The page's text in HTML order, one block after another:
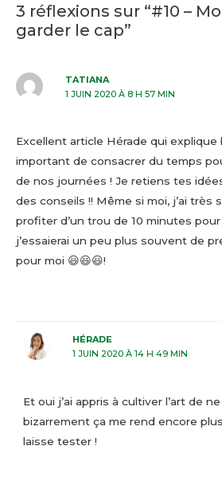
3 réflexions sur “#10 –
garder le cap”
TATIANA
1 JUIN 2020 À 8 H 57 MIN
Excellent article Hérade qui
important de consacrer du temps
de nos journées ! Je retiens tes
des conseils !! Même si moi, j’ai très
profiter d’un trou de 10 minutes
j’essaierai un peu plus souvent de
pour moi 😃😃😃!
HÉRADE
1 JUIN 2020 À 14 H 49 MIN
Et oui j’ai appris à cultiver l’art de
bizarrement ça me rend encore
laisse tester !